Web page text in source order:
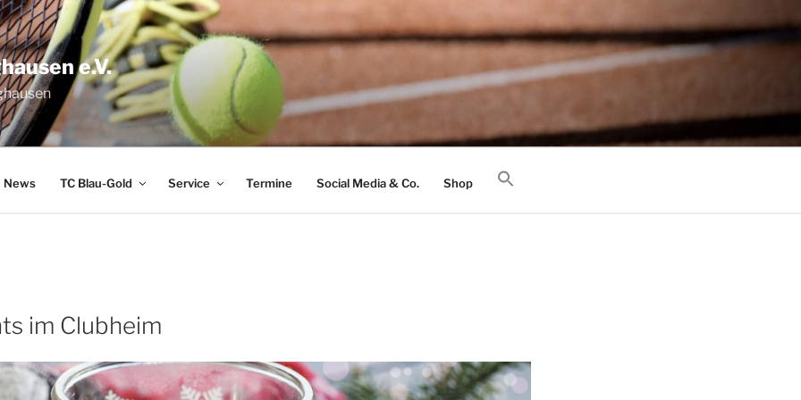
e.V.
News TC Blau-Gold Service Termine Social Media & Co. Shop
im Clubheim